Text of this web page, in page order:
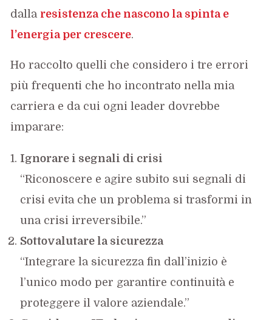
dalla resistenza che nascono la spinta e
l’energia per crescere.
Ho raccolto quelli che considero i tre errori
più frequenti che ho incontrato nella mia
carriera e da cui ogni leader dovrebbe
imparare:
Ignorare i segnali di crisi
“Riconoscere e agire subito sui segnali di
crisi evita che un problema si trasformi in
una crisi irreversibile.”
Sottovalutare la sicurezza
“Integrare la sicurezza fin dall’inizio è
l’unico modo per garantire continuità e
proteggere il valore aziendale.”